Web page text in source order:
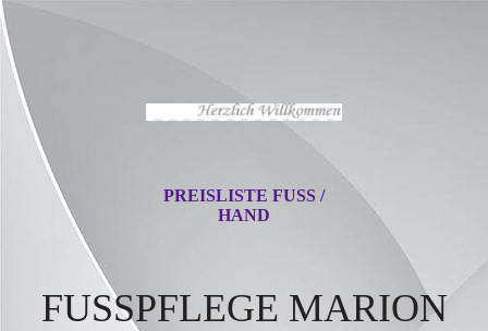
PREISLISTE FUSS / H
AND
FUSSPFLEGE MARION